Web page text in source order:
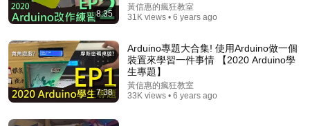
【教學】各種常見Arduino感應模組，麥克風模組、霍
爾開關、紅外線感測器
黃信惠的瘋狂教室 • 138K views
8:35
黃信惠的瘋狂教室
31K views • 6 years ago
7:38
Arduino專題大合集! 使用Arduino做一個
裝置來學習一件事情 【2020 Arduino學
生專題】
黃信惠的瘋狂教室
33K views • 6 years ago